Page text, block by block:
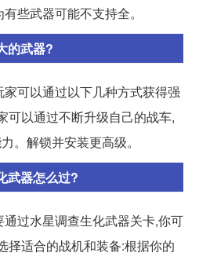
些武器可能不支持全。
的武器?
可以通过以下几种方式获得强
可以通过不断升级自己的战车,
。解锁并安装更高级。
武器怎么过?
过水星调查生化武器关卡,你可
择适合的战机和装备:根据你的